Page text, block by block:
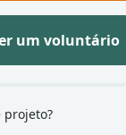
um voluntário
projeto?